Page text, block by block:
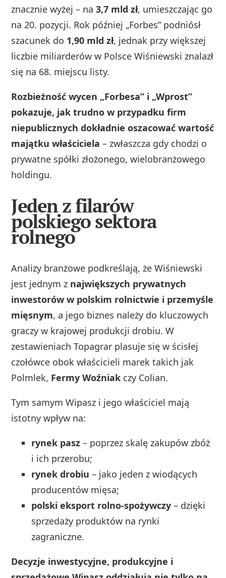
znacznie wyżej – na3,7 mld zł, umieszczając go
na 20. pozycji. Rok później „Forbes” podniósł
szacunek do 1,90 mld zł, jednak przy większej
liczbie miliarderów w Polsce Wiśniewski znalazł
się na 68. miejscu listy.
Rozbieżność wycen „Forbesa” i „Wprost”
pokazuje, jak trudno w przypadku firm
niepublicznych dokładnie oszacować wartość
majątku właściciela – zwłaszcza gdy chodzi o
prywatne spółki złożonego, wielobranżowego
holdingu.
Jeden z filarów
polskiego sektora
rolnego
Analizy branżowe podkreślają, że Wiśniewski
jest jednym z największych prywatnych
inwestorów w polskim rolnictwie i przemyśle
mięsnym, a jego biznes należy do kluczowych
graczy w krajowej produkcji drobiu. W
zestawieniach Topagrar plasuje się w ścisłej
czołówce obok właścicieli marek takich jak
Polmlek, Fermy Woźniak czy Colian.
Tym samym Wipasz i jego właściciel mają
istotny wpływ na:
rynek pasz – poprzez skalę zakupów zbóż
i ich przerobu;
rynek drobiu – jako jeden z wiodących
producentów mięsa;
polski eksport rolno‑spożywczy – dzięki
sprzedaży produktów na rynki
zagraniczne.
Decyzje inwestycyjne, produkcyjne i